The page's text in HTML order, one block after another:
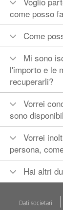
come posso
Come
l'importo e le
recuperarli?
sono
persona,
Hai altri
Dati societari